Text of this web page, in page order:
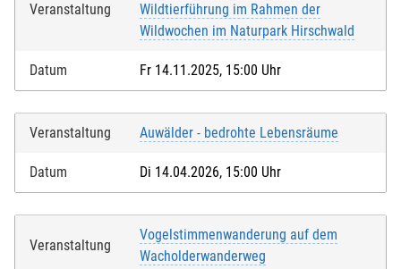
Veranstaltung
Wildtierführung im Rahmen der
Wildwochen im Naturpark Hirschwald
Datum Fr 14.11.2025, 15:00 Uhr
Veranstaltung Auwälder - bedrohte Lebensräume
Datum Di 14.04.2026, 15:00 Uhr
Veranstaltung
Vogelstimmenwanderung auf dem
Wacholderwanderweg